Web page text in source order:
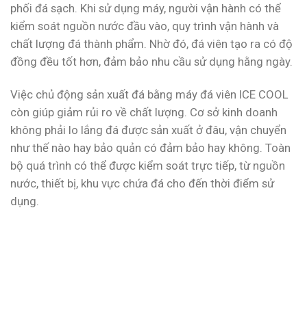
phối đá sạch. Khi sử dụng máy, người vận hành có thể
kiểm soát nguồn nước đầu vào, quy trình vận hành và
chất lượng đá thành phẩm. Nhờ đó, đá viên tạo ra có độ
đồng đều tốt hơn, đảm bảo nhu cầu sử dụng hằng ngày.
Việc chủ động sản xuất đá bằng máy đá viên ICE COOL
còn giúp giảm rủi ro về chất lượng. Cơ sở kinh doanh
không phải lo lắng đá được sản xuất ở đâu, vận chuyển
như thế nào hay bảo quản có đảm bảo hay không. Toàn
bộ quá trình có thể được kiểm soát trực tiếp, từ nguồn
nước, thiết bị, khu vực chứa đá cho đến thời điểm sử
dụng.